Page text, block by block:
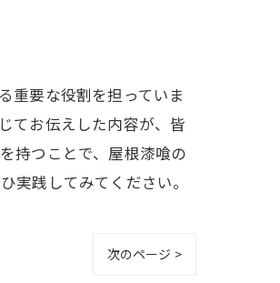
重要な役割を担っていま
てお伝えした内容が、皆
持つことで、屋根漆喰の
実践してみてください。
次のページ >